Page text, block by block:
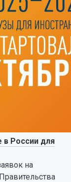
в России для
на